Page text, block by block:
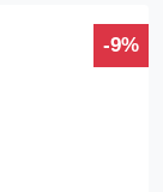
-9%